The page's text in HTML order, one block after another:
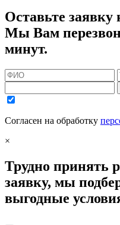
Оставьте заявку
Мы Вам
минут.
Согласен на обработку
×
Трудно принять
заявку, мы
выгодные